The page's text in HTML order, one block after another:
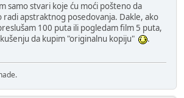
samo stvari koje ću moći pošteno da
radi apstraktnog posedovanja. Dakle, ako
100 puta ili pogledam film 5 puta,
da kupim "originalnu kopiju"
.